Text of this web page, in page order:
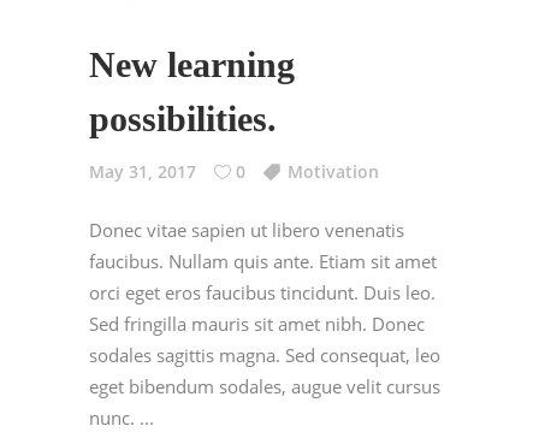
New learning
possibilities.
May 31, 2017 0 Motivation
Donec vitae sapien ut libero venenatis
faucibus. Nullam quis ante. Etiam sit amet
orci eget eros faucibus tincidunt. Duis leo.
Sed fringilla mauris sit amet nibh. Donec
sodales sagittis magna. Sed consequat, leo
eget bibendum sodales, augue velit cursus
nunc.